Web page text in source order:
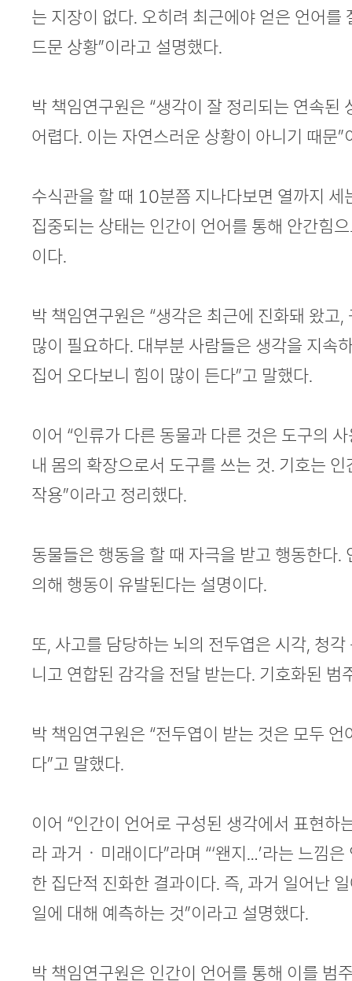
는 지장이 없다. 오히려 최근에야 얻은 언어를
드문 상황”이라고 설명했다.
박 책임연구원은 “생각이 잘 정리되는 연속된
어렵다. 이는 자연스러운 상황이 아니기 때문”
수식관을 할 때 10분쯤 지나다보면 열까지 세
집중되는 상태는 인간이 언어를 통해 안간힘
이다.
박 책임연구원은 “생각은 최근에 진화돼 왔고
많이 필요하다. 대부분 사람들은 생각을 지속
집어 오다보니 힘이 많이 든다”고 말했다.
이어 “인류가 다른 동물과 다른 것은 도구의
내 몸의 확장으로서 도구를 쓰는 것. 기호는
작용”이라고 정리했다.
동물들은 행동을 할 때 자극을 받고 행동한다.
의해 행동이 유발된다는 설명이다.
또, 사고를 담당하는 뇌의 전두엽은 시각, 청
니고 연합된 감각을 전달 받는다. 기호화된 범
박 책임연구원은 “전두엽이 받는 것은 모두
다”고 말했다.
이어 “인간이 언어로 구성된 생각에서 표현하
라 과거ㆍ미래이다”라며 “‘왠지…’라는 느낌
한 집단적 진화한 결과이다. 즉, 과거 일어난
일에 대해 예측하는 것”이라고 설명했다.
박 책임연구원은 인간이 언어를 통해 이를 범